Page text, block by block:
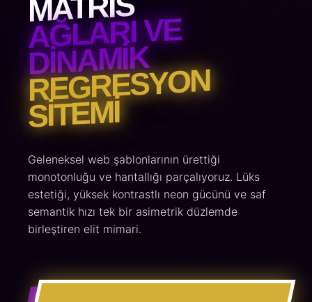
AĞLARI VE
DINAMIK
REGRESYON
SITEMI
Geleneksel web şablonlarının ürettiği
monotonluğu ve hantallığı parçalıyoruz. Lüks
estetiği, yüksek kontrastlı neon gücünü ve saf
semantik hızı tek bir asimetrik düzlemde
birleştiren elit mimari.